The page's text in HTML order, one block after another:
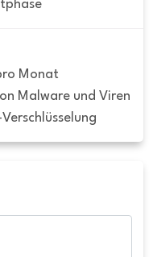
Monat
Malware und Viren